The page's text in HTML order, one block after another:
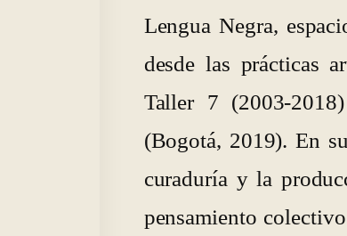
Lengua Negra,
desde las prácticas
Taller 7 (2003-
(Bogotá, 2019). En
curaduría y la
pensamiento